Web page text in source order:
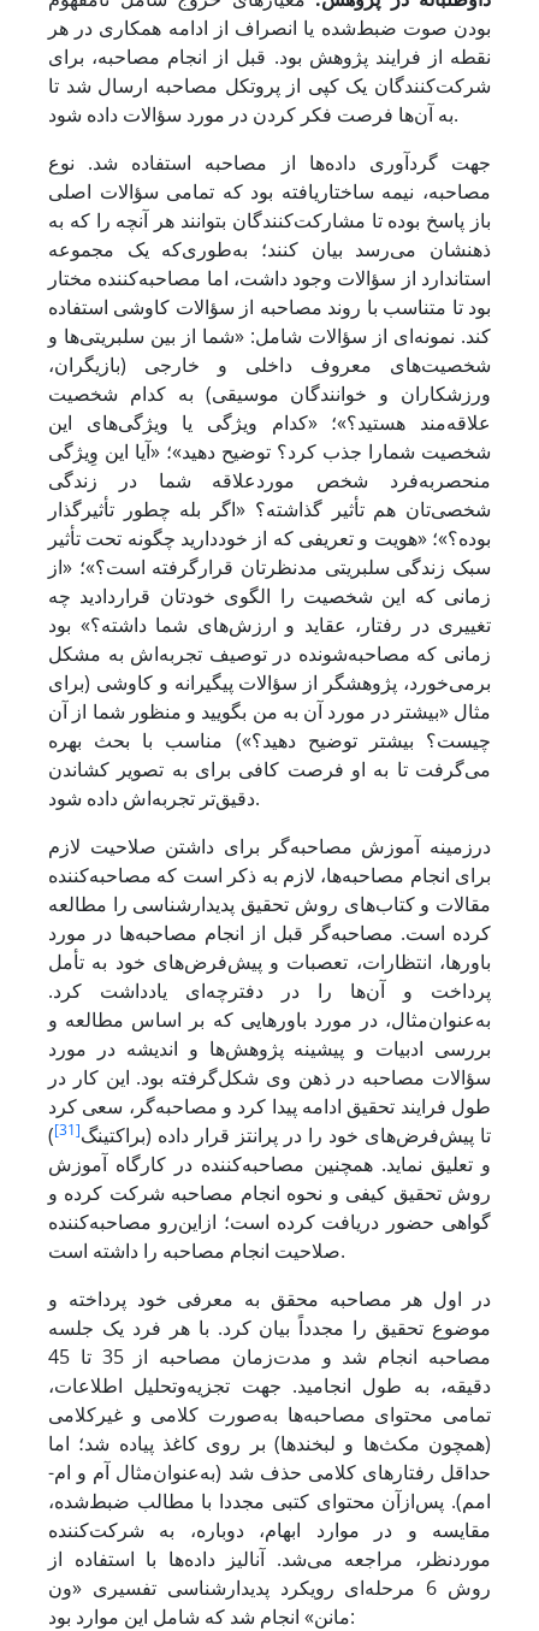
بودن صوت ضبط‌شده یا انصراف از ادامه همکاری در هر
نقطه از فرایند پژوهش بود. قبل از انجام مصاحبه، برای
شرکت‌کنندگان یک کپی از پروتکل مصاحبه ارسال شد تا
به آن‌ها فرصت فکر کردن در مورد سؤالات داده شود.
جهت گردآوری داده‌ها از مصاحبه استفاده شد. نوع
مصاحبه، نیمه ساختاریافته بود که تمامی سؤالات اصلی
باز پاسخ بوده تا مشارکت‌کنندگان بتوانند هر آنچه را که به
ذهنشان می‌رسد بیان کنند؛ به‌طوری‌که یک مجموعه
استاندارد از سؤالات وجود داشت، اما مصاحبه‌کننده مختار
بود تا متناسب با روند مصاحبه از سؤالات کاوشی استفاده
کند. نمونه‌ای از سؤالات شامل: «شما از بین سلبریتی‌ها و
شخصیت‌های معروف داخلی و خارجی (بازیگران،
ورزشکاران و خوانندگان موسیقی) به کدام شخصیت
علاقه‌مند هستید؟»؛ «کدام ویژگی یا ویژگی‌های این
شخصیت شمارا جذب کرد؟ توضیح دهید»؛ «آیا این وِیژگی
منحصربه‌فرد شخص موردعلاقه شما در زندگی
شخصی‌تان هم تأثیر گذاشته؟ «اگر بله چطور تأثیرگذار
بوده؟»؛ «هویت و تعریفی که از خوددارید چگونه تحت تأثیر
سبک زندگی سلبریتی مدنظرتان قرارگرفته است؟»؛ «از
زمانی که این شخصیت را الگوی خودتان قراردادید چه
تغییری در رفتار، عقاید و ارزش‌های شما داشته؟» بود
زمانی که مصاحبه‌شونده در توصیف تجربه‌اش به مشکل
برمی‌خورد، پژوهشگر از سؤالات پیگیرانه و کاوشی (‏برای
مثال «بیشتر در مورد آن به من بگویید و منظور شما از آن
چیست؟ بیشتر توضیح دهید؟») مناسب با بحث بهره
می‌گرفت تا به او فرصت کافی برای به تصویر کشاندن
دقیق‌تر تجربه‌اش داده شود.
درزمینه آموزش مصاحبه‌گر برای داشتن صلاحیت لازم
برای انجام مصاحبه‌ها، لازم به ذکر است که مصاحبه‌کننده
مقالات و کتاب‌های روش تحقیق پدیدارشناسی را مطالعه
کرده است. مصاحبه‌گر قبل از انجام مصاحبه‌ها در مورد
باورها، انتظارات، تعصبات و پیش‌فرض‌های خود به تأمل
پرداخت و آن‌ها را در دفترچه‌ای یادداشت کرد.
‏به‌عنوان‌مثال، در مورد باورهایی که بر اساس مطالعه و
بررسی ادبیات و پیشینه پژوهش‌ها و اندیشه در مورد
سؤالات مصاحبه در ذهن وی شکل‌گرفته بود. این کار در
طول فرایند تحقیق ادامه پیدا کرد و مصاحبه‌گر، سعی کرد
تا پیش‌فرض‌های خود را در پرانتز قرار داده (براکتینگ[31]
)
و تعلیق نماید. همچنین مصاحبه‌کننده در کارگاه آموزش
روش تحقیق کیفی و نحوه انجام مصاحبه شرکت کرده و
گواهی حضور دریافت کرده است؛ ازاین‌رو مصاحبه‌کننده
صلاحیت انجام مصاحبه را داشته است.
در اول هر مصاحبه محقق به معرفی خود پرداخته و
موضوع تحقیق را مجدداً بیان کرد. با هر فرد یک جلسه
مصاحبه انجام شد و مدت‌زمان مصاحبه از 35 تا 45
دقیقه، به طول انجامید. جهت تجزیه‌وتحلیل اطلاعات،
تمامی محتوای مصاحبه‌‌ها به‌صورت کلامی و غیرکلامی
(همچون مکث‌ها و لبخندها) بر روی کاغذ پیاده شد؛ اما
حداقل رفتارهای کلامی حذف شد (به‌عنوان‌مثال آم و ام-
امم)‏. پس‌ازآن محتوای کتبی مجددا با مطالب ضبط‌شده،
مقایسه و در موارد ابهام، دوباره، به شرکت‌کننده
موردنظر، مراجعه می‌‌شد. آنالیز داده‌ها با استفاده از
روش 6 مرحله‌ای رویکرد پدیدارشناسی تفسیری «ون
مانن» انجام شد که شامل این موارد بود: